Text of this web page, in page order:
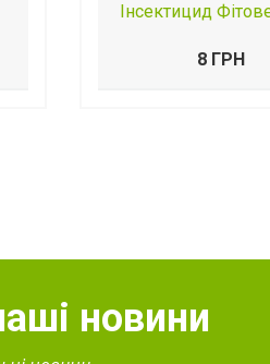
Інсектицид
8 ГРН
новини